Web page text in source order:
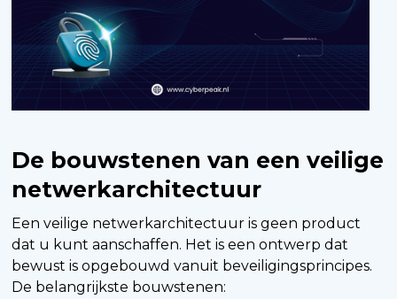
De bouwstenen van een veilige
netwerkarchitectuur
Een veilige netwerkarchitectuur is geen product
dat u kunt aanschaffen. Het is een ontwerp dat
bewust is opgebouwd vanuit beveiligingsprincipes.
De belangrijkste bouwstenen: